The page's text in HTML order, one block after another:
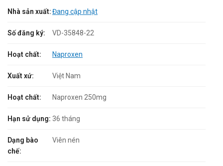
Nhà sản xuất:Đang cập nhật
Số đăng ký: VD-35848-22
Hoạt chất: Naproxen
Xuất xứ: Việt Nam
Hoạt chất: Naproxen 250mg
Hạn sử dụng: 36 tháng
Dạng bào
chế:
Viên nén